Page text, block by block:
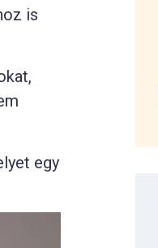
is
egy